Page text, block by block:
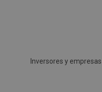
Inversores y empresas